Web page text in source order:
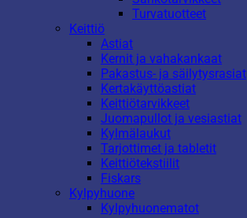
Turvatuotteet
Keittiö
Astiat
Kernit ja vahakankaat
Pakastus- ja säilytysrasiat
Kertakäyttöastiat
Keittiötarvikkeet
Juomapullot ja vesiastiat
Kylmälaukut
Tarjottimet ja tabletit
Keittiötekstiilit
Fiskars
Kylpyhuone
Kylpyhuonematot